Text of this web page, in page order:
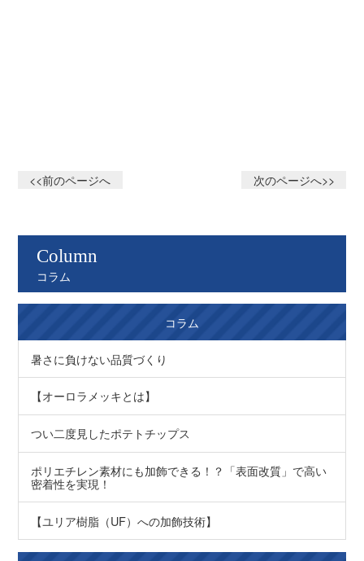
Column
コラム
コラム
暑さに負けない品質づくり
【オーロラメッキとは】
つい二度見したポテトチップス
ポリエチレン素材にも加飾できる！？「表面改質」で高い
密着性を実現！
【ユリア樹脂（UF）への加飾技術】
<<前のページへ 次のページへ>>